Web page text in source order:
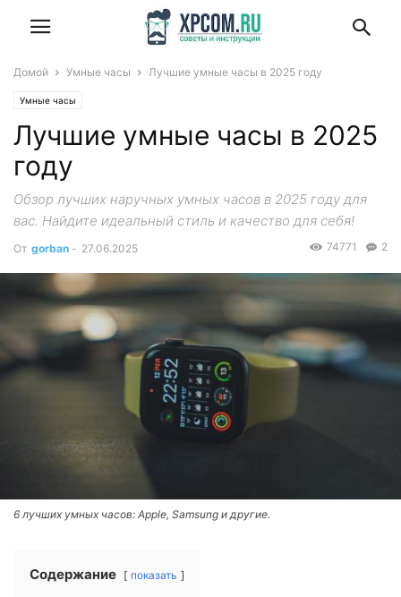
Домой Умные часы Лучшие умные часы в 2025 году
Умные часы
Лучшие умные часы в 2025
году
Обзор лучших наручных умных часов в 2025 году для
вас. Найдите идеальный стиль и качество для себя!
От gorban - 27.06.2025 2
74771
6 лучших умных часов: Apple, Samsung и другие.
Содержание показать